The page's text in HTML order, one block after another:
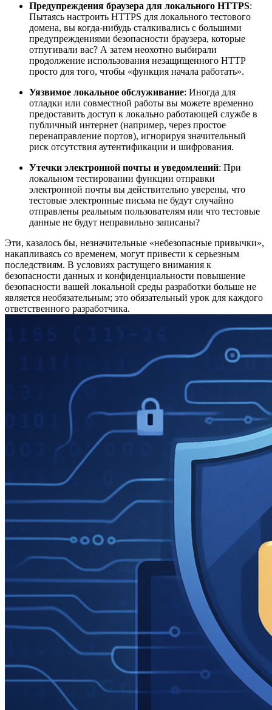
Предупреждения браузера для локального HTTPS:
Пытаясь настроить HTTPS для локального тестового
домена, вы когда-нибудь сталкивались с большими
предупреждениями безопасности браузера, которые
отпугивали вас? А затем неохотно выбирали
продолжение использования незащищенного HTTP
просто для того, чтобы «функция начала работать».
Уязвимое локальное обслуживание: Иногда для
отладки или совместной работы вы можете временно
предоставить доступ к локально работающей службе в
публичный интернет (например, через простое
перенаправление портов), игнорируя значительный
риск отсутствия аутентификации и шифрования.
Утечки электронной почты и уведомлений: При
локальном тестировании функции отправки
электронной почты вы действительно уверены, что
тестовые электронные письма не будут случайно
отправлены реальным пользователям или что тестовые
данные не будут неправильно записаны?
Эти, казалось бы, незначительные «небезопасные привычки»,
накапливаясь со временем, могут привести к серьезным
последствиям. В условиях растущего внимания к
безопасности данных и конфиденциальности повышение
безопасности вашей локальной среды разработки больше не
является необязательным; это обязательный урок для каждого
ответственного разработчика.